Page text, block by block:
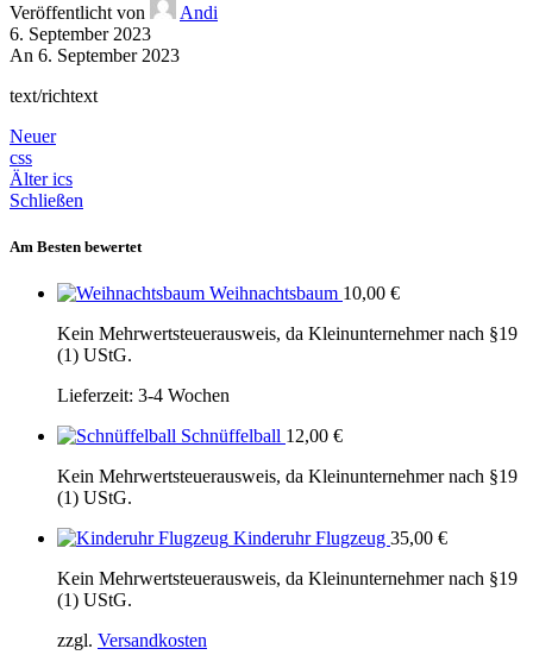
Veröffentlicht von
Andi
6. September 2023
An 6. September 2023
text/richtext
Neuer
css
Älter ics
Schließen
Am Besten bewertet
Weihnachtsbaum 10,00 €
Kein Mehrwertsteuerausweis, da Kleinunternehmer nach §19
(1) UStG.
Lieferzeit: 3-4 Wochen
Schnüffelball 12,00 €
Kein Mehrwertsteuerausweis, da Kleinunternehmer nach §19
(1) UStG.
Kinderuhr Flugzeug 35,00 €
Kein Mehrwertsteuerausweis, da Kleinunternehmer nach §19
(1) UStG.
zzgl. Versandkosten